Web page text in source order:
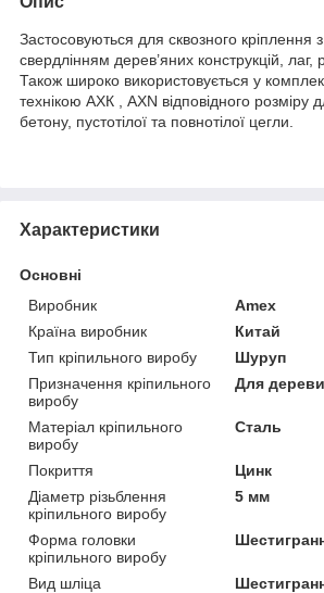
Застосовуються для сквозного кріплення
свердлінням дерев’яних конструкцій, лаг,
Також широко використовується у
технікою AXК , AXN відповідного розміру
бетону, пустотілої та повнотілої цегли.
Характеристики
Основні
Виробник
Amex
Країна виробник
Китай
Тип кріпильного виробу
Шуруп
Призначення кріпильного
виробу
Для
Матеріал кріпильного
виробу
Сталь
Покриття
Цинк
Діаметр різьблення
кріпильного виробу
5 мм
Форма головки
кріпильного виробу
Вид шліца